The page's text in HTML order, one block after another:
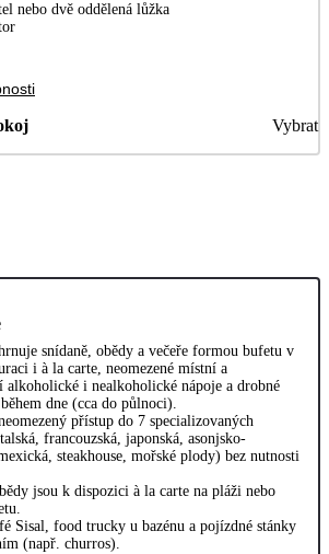
nebo dvě oddělená lůžka
Vybrat
snídaně, obědy a večeře formou bufetu v
i à la carte, neomezené místní a
alkoholické i nealkoholické nápoje a drobné
dne (cca do půlnoci).
přístup do 7 specializovaných
francouzská, japonská, asonjsko-
steakhouse, mořské plody) bez nutnosti
jsou k dispozici à la carte na pláži nebo
Sisal, food trucky u bazénu a pojízdné stánky
(např. churros).